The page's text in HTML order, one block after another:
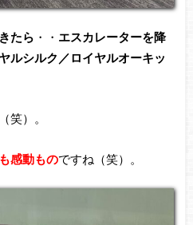
たら ・・ エスカレーターを降
ルシルク／ロイヤルオーキッ
笑）。
感動ものですね（笑）。